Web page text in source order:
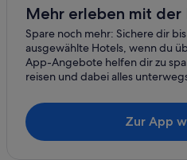
Mehr erleben mit der
Spare noch mehr: Sichere dir
ausgewählte Hotels, wenn du
App-Angebote helfen dir zu
reisen und dabei alles
Zur App